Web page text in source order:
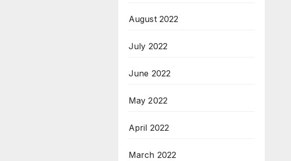
August 2022
July 2022
June 2022
May 2022
April 2022
March 2022